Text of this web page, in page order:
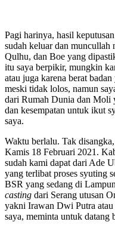
Pagi harinya, hasil
sudah keluar dan muncullah
Qulhu, dan Boe yang
itu saya berpikir, mungkin
atau juga karena berat
meski tidak lolos, namun
dari Rumah Dunia dan Moli
dan kesempatan untuk ikut
saya.
Waktu berlalu. Tak
Kamis 18 Februari 2021.
sudah kami dapat dari Ade
yang terlibat proses syuting
BSR yang sedang di
casting dari Serang utusan
yakni Irawan Dwi Putra
saya, meminta untuk datang